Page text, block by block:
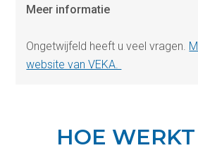
Meer informatie
Ongetwijfeld heeft u veel vragen.
website van VEKA.
HOE